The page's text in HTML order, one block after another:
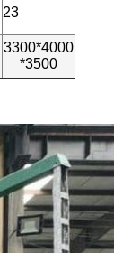
23
3300*4000
*3500